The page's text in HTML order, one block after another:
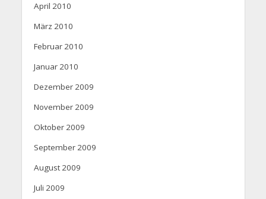
April 2010
März 2010
Februar 2010
Januar 2010
Dezember 2009
November 2009
Oktober 2009
September 2009
August 2009
Juli 2009